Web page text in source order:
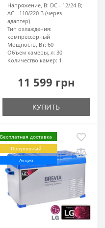
Напряжение, В: DC - 12/24 В;
AC - 110/220 В (через
адаптер)
Тип охлаждения:
компрессорный
Мощность, Вт: 60
Объем камеры, л: 30
Количество камер: 1
11 599 грн
КУПИТЬ
Бесплатная доставка
Популярный
Акция